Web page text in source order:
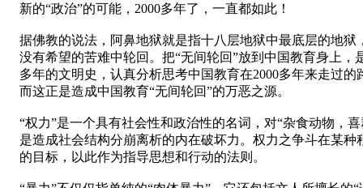
新的“政治”的可能，2000多年了，一直都如此！
据佛教的说法，阿鼻地狱就是指十八层地狱中最底层的地狱
没有希望的苦难中轮回。把“无间轮回”放到中国教育身上
多年的文明史，认真分析思考中国教育在2000多年来走过
而这正是造成中国教育“无间轮回”的万恶之源。
“权力”是一个具有社会性和政治性的名词，对“杂食动物，
是造成社会结构分崩离析的内在破坏力。权力之争斗在某
的目标，以此作为指导思想和行动的法则。